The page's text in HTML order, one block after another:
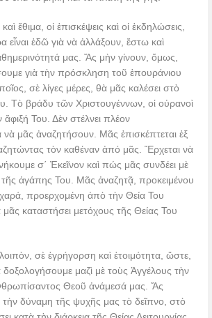
ἔθιμα, οἱ ἐπισκέψεις καὶ οἱ ἐκδηλώσεις,
εἶναι ἐδῶ γιὰ νὰ ἀλλάξουν, ἔστω καὶ
μας. Ἄς μὴν γίνουν, ὅμως,
γιὰ τὴν πρόσκληση τοῦ ἐπουράνιου
σὲ λίγες μέρες, θὰ μᾶς καλέσει στὸ
Τὸ βράδυ τῶν Χριστουγέννων, οἱ οὐρανοὶ
ἄφιξή Του. Δὲν στέλνει πλέον
νὰ μᾶς ἀναζητήσουν. Μᾶς ἐπισκέπτεται ἐξ
τὸν καθέναν ἀπό μᾶς. Ἔρχεται νὰ
σ΄ Ἐκεῖνον καὶ πώς μᾶς συνδέει μὲ
ἀγάπης Του. Μᾶς ἀναζητᾷ, προκειμένου
προερχομένη ἀπὸ τὴν Θεία Του
μᾶς καταστήσει μετόχους τῆς Θείας Του
σὲ ἐγρήγορση καὶ ἑτοιμότητα, ὥστε,
δοξολογήσουμε μαζὶ μὲ τοὺς Ἀγγέλους τὴν
Θεοῦ ἀνάμεσά μας. Ἄς
δύναμη τῆς ψυχῆς μας τὸ δεῖπνο, στὸ